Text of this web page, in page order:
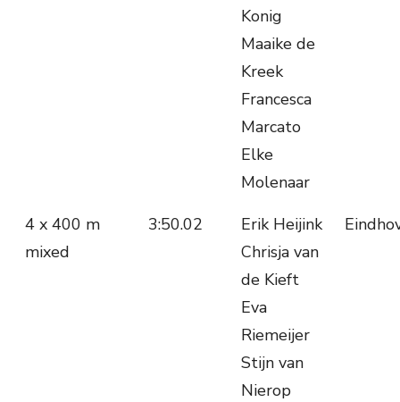
Konig
Maaike de
Kreek
Francesca
Marcato
Elke
Molenaar
4 x 400 m
mixed
3:50.02
Erik Heijink
Chrisja van
de Kieft
Eva
Riemeijer
Stijn van
Nierop